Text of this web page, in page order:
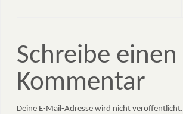
Schreibe einen
Kommentar
Deine E-Mail-Adresse wird nicht veröffentlicht.